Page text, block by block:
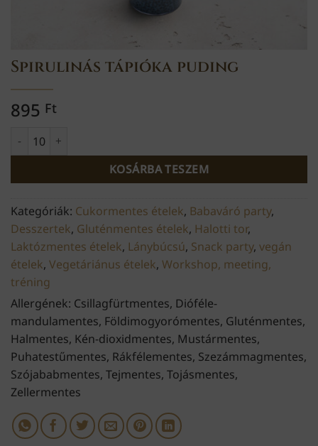
Spirulinás tápióka puding
895 Ft
Spirulinás tápióka puding mennyiség
KOSÁRBA TESZEM
Kategóriák: Cukormentes ételek, Babaváró party,
Desszertek, Gluténmentes ételek, Halotti tor,
Laktózmentes ételek, Lánybúcsú, Snack party, vegán
ételek, Vegetáriánus ételek, Workshop, meeting,
tréning
Allergének: Csillagfürtmentes, Dióféle-
mandulamentes, Földimogyorómentes, Gluténmentes,
Halmentes, Kén-dioxidmentes, Mustármentes,
Puhatestűmentes, Rákfélementes, Szezámmagmentes,
Szójababmentes, Tejmentes, Tojásmentes,
Zellermentes